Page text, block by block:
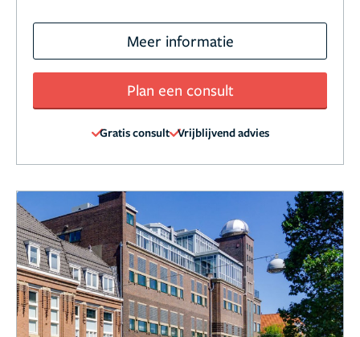
Meer informatie
Plan een consult
Gratis consult Vrijblijvend advies